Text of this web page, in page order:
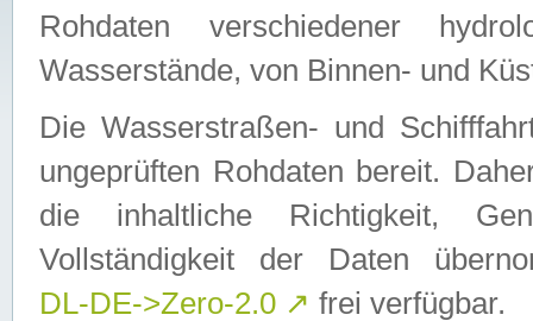
Rohdaten verschiedener
Wasserstände, von Binnen- und
Die Wasserstraßen- und
ungeprüften Rohdaten bereit.
die inhaltliche Richtigkeit,
Vollständigkeit der Daten
DL-DE->Zero-2.0 ↗ frei verfügbar.